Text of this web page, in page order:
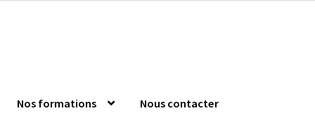
Nos formations Nous contacter